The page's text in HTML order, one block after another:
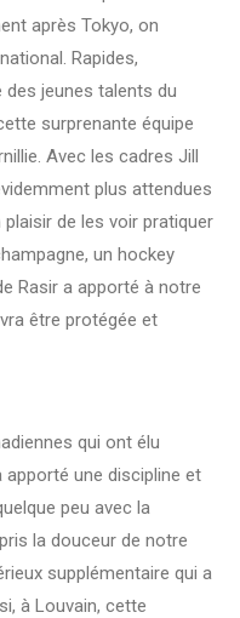
après Tokyo, on
Rapides,
jeunes talents du
surprenante équipe
Avec les cadres Jill
plus attendues
plaisir de les voir pratiquer
un hockey
Rasir a apporté à notre
être protégée et
qui ont élu
une discipline et
peu avec la
la douceur de notre
supplémentaire qui a
à Louvain, cette